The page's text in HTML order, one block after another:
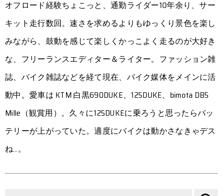
オフロード経験ちょこっと、通勤ライダー10年余り、サー
キット走行数回。速さを求めるよりもゆっくり景色を楽し
みながら、鼓動を感じて楽しくかっこよく走るのが大好き
な、フリーランスエディター＆ライター。ファッション雑
誌、バイク雑誌などを経て現在、バイク媒体をメインに活
動中。愛車は KTM 白黒690DUKE、125DUKE、bimota DB5
Mille（観賞用）。久々に125DUKEに乗ろうと思ったらバッ
テリーが上がっていた。適度にバイクは動かさなきゃデス
ね…。